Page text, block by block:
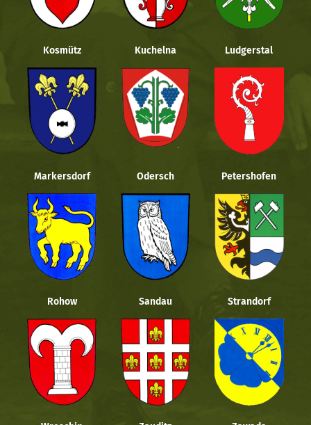
Kosmütz Kuchelna Ludgerstal
Markersdorf Odersch Petershofen
Rohow Sandau Strandorf